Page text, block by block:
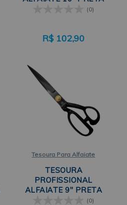
4598-10 MUNDIAL
(0)
R$ 102,90
Tesoura Para Alfaiate
TESOURA
PROFISSIONAL
ALFAIATE 9" PRETA
4598-9 MUNDIAL
(0)